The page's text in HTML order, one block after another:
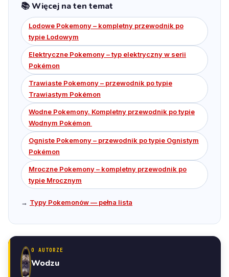
📚 Więcej na ten temat
Lodowe Pokemony – kompletny przewodnik po
typie Lodowym
Elektryczne Pokemony – typ elektryczny w serii
Pokémon
Trawiaste Pokemony – przewodnik po typie
Trawiastym Pokémon
Wodne Pokemony. Kompletny przewodnik po typie
Wodnym Pokémon
Ogniste Pokemony – przewodnik po typie Ognistym
Pokémon
Mroczne Pokemony – kompletny przewodnik po
typie Mrocznym
→ Typy Pokemonów — pełna lista
O AUTORZE
Wodzu